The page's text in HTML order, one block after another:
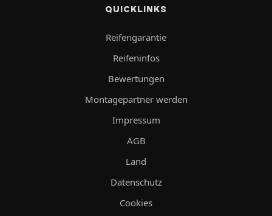
QUICKLINKS
Reifengarantie
Reifeninfos
Bewertungen
Montagepartner werden
Impressum
AGB
Land
Datenschutz
Cookies